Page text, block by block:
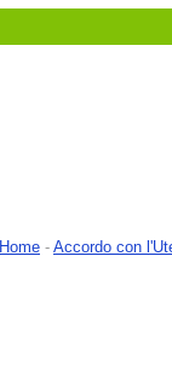
Home - Accordo con